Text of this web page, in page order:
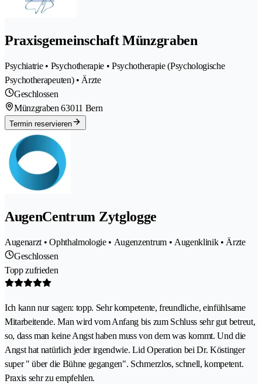
Praxisgemeinschaft Münzgraben
Psychiatrie • Psychotherapie • Psychotherapie (Psychologische
Psychotherapeuten) • Ärzte
Geschlossen
Münzgraben 63011 Bern
Termin reservieren
AugenCentrum Zytglogge
Augenarzt • Ophthalmologie • Augenzentrum • Augenklinik • Ärzte
Geschlossen
Topp zufrieden
Ich kann nur sagen: topp. Sehr kompetente, freundliche, einfühlsame
Mitarbeitende. Man wird vom Anfang bis zum Schluss sehr gut betreut,
so, dass man keine Angst haben muss von dem was kommt. Und die
Angst hat natürlich jeder irgendwie. Lid Operation bei Dr. Köstinger
super " über die Bühne gegangen". Schmerzlos, schnell, kompetent.
Praxis sehr zu empfehlen.